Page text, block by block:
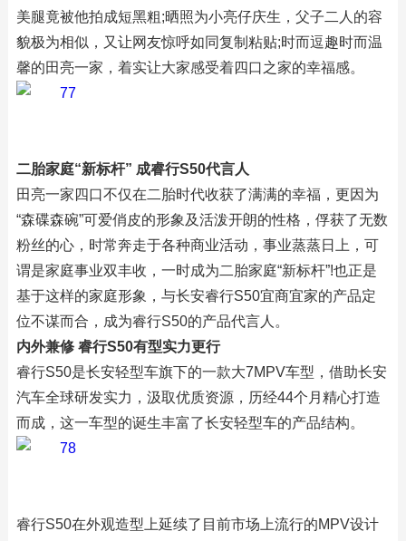
美腿竟被他拍成短黑粗;晒照为小亮仔庆生，父子二人的容
貌极为相似，又让网友惊呼如同复制粘贴;时而逗趣时而温
馨的田亮一家，着实让大家感受着四口之家的幸福感。
二胎家庭“新标杆” 成睿行S50代言人
田亮一家四口不仅在二胎时代收获了满满的幸福，更因为
“森碟森碗”可爱俏皮的形象及活泼开朗的性格，俘获了无数
粉丝的心，时常奔走于各种商业活动，事业蒸蒸日上，可
谓是家庭事业双丰收，一时成为二胎家庭“新标杆”!也正是
基于这样的家庭形象，与长安睿行S50宜商宜家的产品定
位不谋而合，成为睿行S50的产品代言人。
内外兼修 睿行S50有型实力更行
睿行S50是长安轻型车旗下的一款大7MPV车型，借助长安
汽车全球研发实力，汲取优质资源，历经44个月精心打造
而成，这一车型的诞生丰富了长安轻型车的产品结构。
睿行S50在外观造型上延续了目前市场上流行的MPV设计